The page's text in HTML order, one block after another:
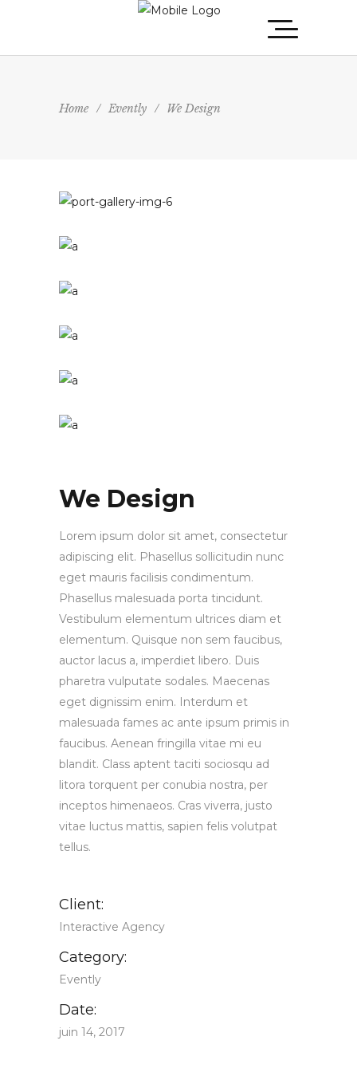
Home / Evently / We Design
We Design
Lorem ipsum dolor sit amet, consectetur
adipiscing elit. Phasellus sollicitudin nunc
eget mauris facilisis condimentum.
Phasellus malesuada porta tincidunt.
Vestibulum elementum ultrices diam et
elementum. Quisque non sem faucibus,
auctor lacus a, imperdiet libero. Duis
pharetra vulputate sodales. Maecenas
eget dignissim enim. Interdum et
malesuada fames ac ante ipsum primis in
faucibus. Aenean fringilla vitae mi eu
blandit. Class aptent taciti sociosqu ad
litora torquent per conubia nostra, per
inceptos himenaeos. Cras viverra, justo
vitae luctus mattis, sapien felis volutpat
tellus.
Client:
Interactive Agency
Category:
Evently
Date:
juin 14, 2017